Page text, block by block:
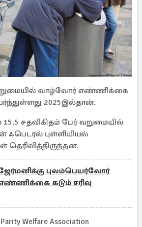
வறுமையில் வாழ்வோர் எண்ணிக்கை
2025இல்தான்.
சதவிகிதம் பேர் வறுமையில்
ஃபெடரல் புள்ளியியல்
தெரிவித்திருந்தன.
புலம்பெயர்வோர்
கடும் சரிவு
Welfare Association